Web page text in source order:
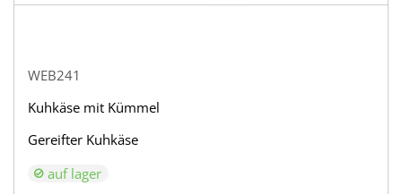
WEB241
Kuhkäse mit Kümmel
Gereifter Kuhkäse
auf lager